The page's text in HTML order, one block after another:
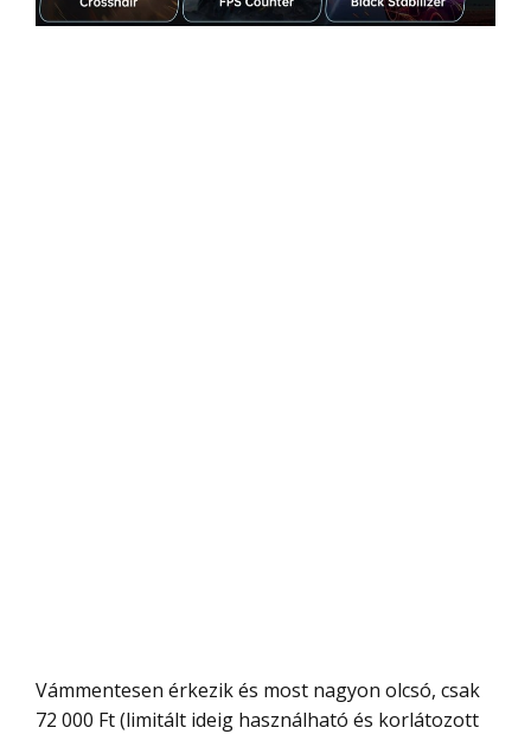
Vámmentesen érkezik és most nagyon olcsó, csak
72 000 Ft (limitált ideig használható és korlátozott